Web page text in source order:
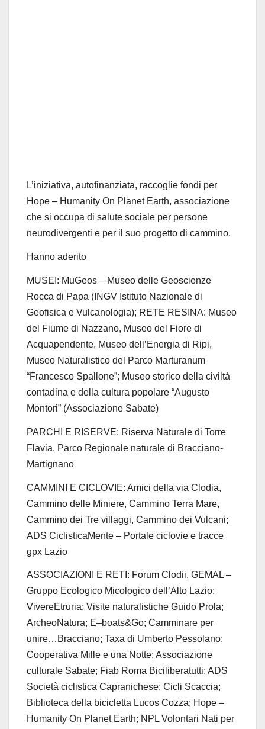
L’iniziativa, autofinanziata, raccoglie fondi per
Hope – Humanity On Planet Earth, associazione
che si occupa di salute sociale per persone
neurodivergenti e per il suo progetto di cammino.
Hanno aderito
MUSEI: MuGeos – Museo delle Geoscienze
Rocca di Papa (INGV Istituto Nazionale di
Geofisica e Vulcanologia); RETE RESINA: Museo
del Fiume di Nazzano, Museo del Fiore di
Acquapendente, Museo dell’Energia di Ripi,
Museo Naturalistico del Parco Marturanum
“Francesco Spallone”; Museo storico della civiltà
contadina e della cultura popolare “Augusto
Montori” (Associazione Sabate)
PARCHI E RISERVE: Riserva Naturale di Torre
Flavia, Parco Regionale naturale di Bracciano-
Martignano
CAMMINI E CICLOVIE: Amici della via Clodia,
Cammino delle Miniere, Cammino Terra Mare,
Cammino dei Tre villaggi, Cammino dei Vulcani;
ADS CiclisticaMente – Portale ciclovie e tracce
gpx Lazio
ASSOCIAZIONI E RETI : Forum Clodii, GEMAL –
Gruppo Ecologico Micologico dell’Alto Lazio;
VivereEtruria; Visite naturalistiche Guido Prola;
ArcheoNatura; E–boats&Go; Camminare per
unire…Bracciano; Taxa di Umberto Pessolano;
Cooperativa Mille e una Notte; Associazione
culturale Sabate; Fiab Roma Biciliberatutti; ADS
Società ciclistica Capranichese; Cicli Scaccia;
Biblioteca della bicicletta Lucos Cozza; Hope –
Humanity On Planet Earth; NPL Volontari Nati per